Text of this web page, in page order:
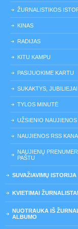
ŽURNALISTIKOS
KINAS
RADIJAS
KITU KAMPU
PASIJUOKIME KARTU
SUKAKTYS, JUBILIEJAI
TYLOS MINUTĖ
UŽSIENIO NAUJIENOS
NAUJIENOS RSS
NAUJIENŲ
PAŠTU
SUVAŽIAVIMŲ ISTORIJA
KVIETIMAI
NUOTRAUKA IŠ
ALBUMO